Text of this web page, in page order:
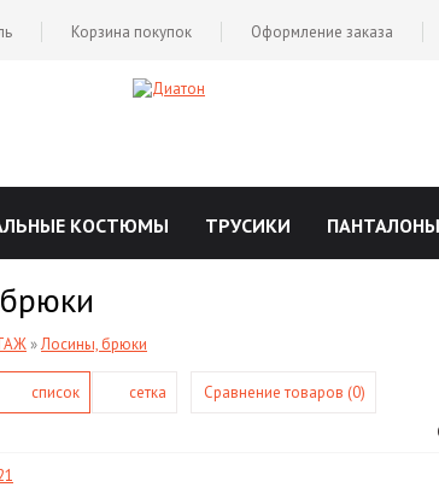
Корзина покупок Оформление заказа
КОСТЮМЫ ТРУСИКИ ПАНТАЛОНЫ
»Лосины, брюки
список сетка Сравнение товаров (0)